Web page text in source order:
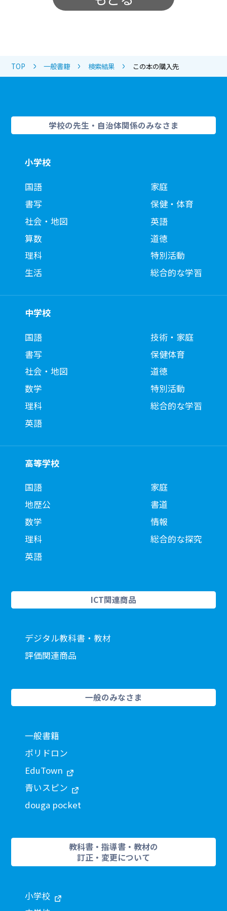
TOP 一般書籍 検索結果 この本の購入先
学校の先生・自治体関係のみなさま
小学校
国語
書写
社会・地図
算数
理科
生活
家庭
保健・体育
英語
道徳
特別活動
総合的な学習
中学校
国語
書写
社会・地図
数学
理科
英語
技術・家庭
保健体育
道徳
特別活動
総合的な学習
高等学校
国語
地歴公
数学
理科
英語
家庭
書道
情報
総合的な探究
ICT関連商品
デジタル教科書・教材
評価関連商品
一般のみなさま
一般書籍
ポリドロン
EduTown
青いスピン
douga pocket
教科書・指導書・教材の
訂正・変更について
小学校